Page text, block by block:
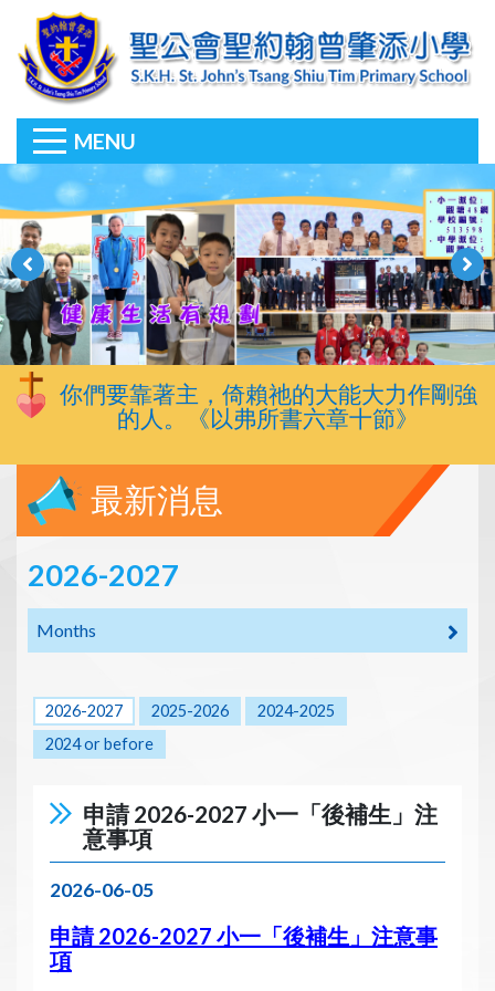
MENU
你們要靠著主，倚賴祂的大能大力作剛強
的人。《以弗所書六章十節》
最新消息
2026-2027
Months
2026-2027 2025-2026
2024-2025
2024 or before
申請 2026-2027 小一「後補生」注
意事項
2026-06-05
申請 2026-2027 小一「後補生」注意事
項